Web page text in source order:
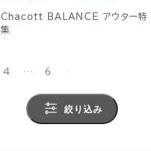
Chacott BALANCE アウター特
集
4 … 6
絞り込み